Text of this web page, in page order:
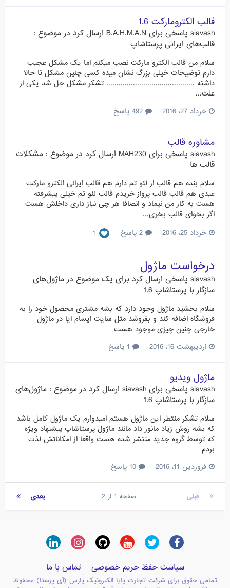
قالب الکترومارکت 1.6
siavash پاسخی برای B.A.H.M.A.N ارسال کرد در موضوع :
قالب‌های ایرانی پرستاشاپ
سلام من قالب الکترو مارکت نصب میکنم اما یک مشکل عجیب
دارم توضیحات خیلی بزرگ نشان میده کسی چنین مشکل تا حالا
داشته ........................................... تشکر مشکل حل شد یکی از
علت...
خرداد 27، 2016
مشاوره قالب
siavash پاسخی برای MAH230 ارسال کرد در موضوع : مشکلات
قالب ها
سلام بنده هم قالب از لئو تم دارم هم قالب ایرانی الکترو مارکت
عیدی هم قالب قالب پرواز خریدم قالب لئو تم خیلی پیشرفته
هست به کار من نیماد و انصافا هر چی نیاز داری داخلش هست
اگر بخوای قالب بخری...
خرداد 25، 2016
1
درخواست ماژول
siavash پاسخی ارسال کرد برای یک موضوع در ماژول‌های
سازگار با پرستاشاپ 1.6
سلام بخشید ماژول وجود دارد که بشه مشتری محصول خود را به
فروشگاه اضافه کند و بفروشد مثل سایت ایسام ایا در ماژول
خارجی چنین چیزی موجود هست
اردیبهشت 16، 2016
ماژول ویدیو
siavash پاسخی برای siavash ارسال کرد در موضوع : ماژول‌های
سازگار با پرستاشاپ 1.6
سلام تشکر منتظر این ماژول هستم امیدوارم یک ماژول کامل باشد
که بشه روش زیاد مانور داد مانند ماژول پرستاشاپ پیشنهاد ویژه
که توسط گروه جدید منتشر شده هست واقعا از امکاناتش لذت
بردم
فروردین 11، 2016
قبلی بعدی صفحه 1 از 2
سیاست حفظ حریم خصوصی تماس با ما
تمامی حقوق برای شرکت تجارت پایا الکترونیک پارس (آی پرستا) محفوظ